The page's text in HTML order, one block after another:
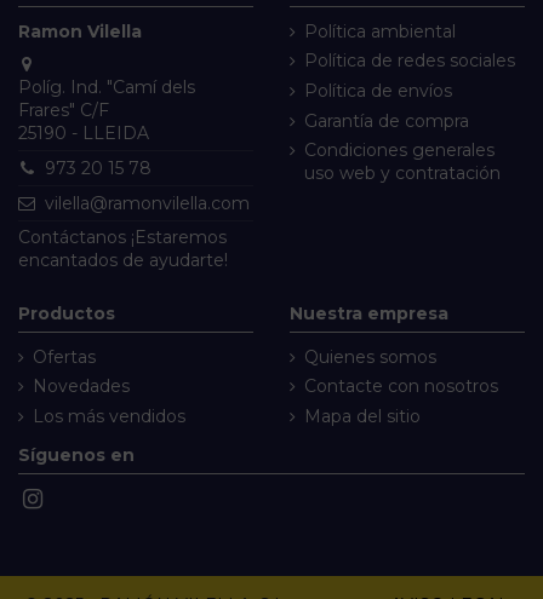
Ramon Vilella
Políg. Ind. "Camí dels
Frares" C/F
25190 - LLEIDA
973 20 15 78
vilella@ramonvilella.com
Contáctanos ¡Estaremos
encantados de ayudarte!
Política ambiental
Política de redes sociales
Política de envíos
Garantía de compra
Condiciones generales
uso web y contratación
Productos
Ofertas
Novedades
Los más vendidos
Nuestra empresa
Quienes somos
Contacte con nosotros
Mapa del sitio
Síguenos en